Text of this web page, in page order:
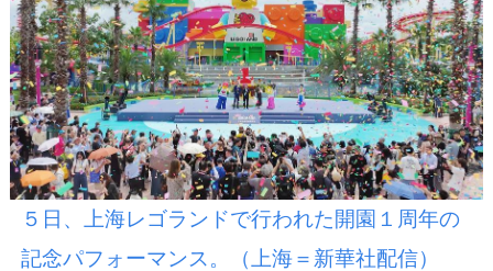
５日、上海レゴランドで行われた開園１周年の
記念パフォーマンス。（上海＝新華社配信）